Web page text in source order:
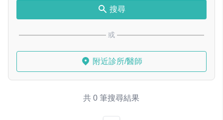
搜尋
或
附近診所/醫師
共 0 筆搜尋結果